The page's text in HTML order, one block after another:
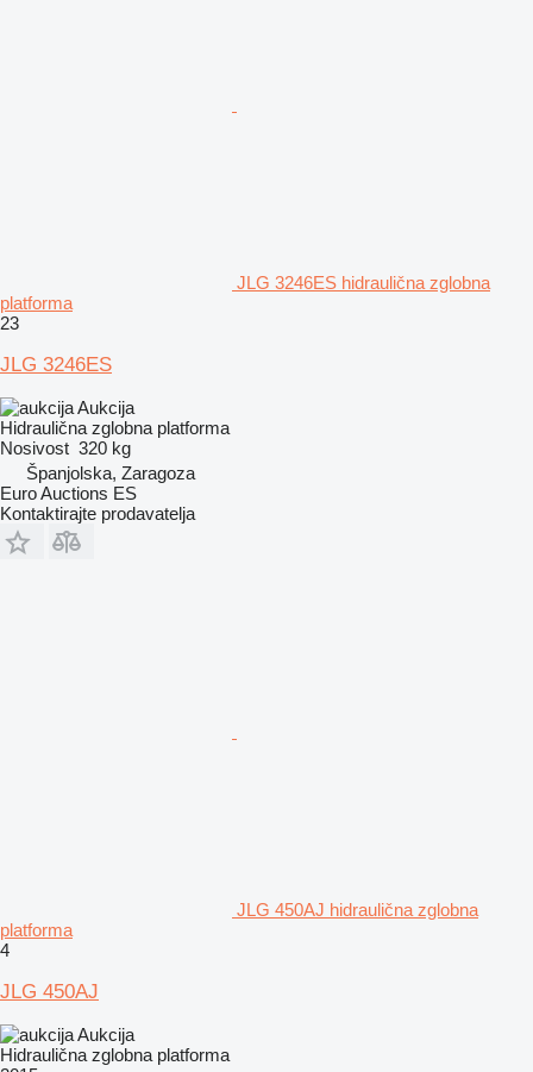
JLG 3246ES hidraulična zglobna
platforma
23
JLG 3246ES
Aukcija
Hidraulična zglobna platforma
Nosivost 320 kg
Španjolska, Zaragoza
Euro Auctions ES
Kontaktirajte prodavatelja
JLG 450AJ hidraulična zglobna
platforma
4
JLG 450AJ
Aukcija
Hidraulična zglobna platforma